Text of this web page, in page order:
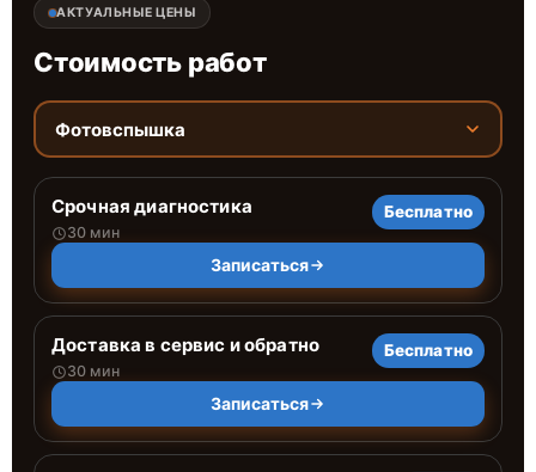
АКТУАЛЬНЫЕ ЦЕНЫ
Стоимость работ
Фотовспышка
Срочная диагностика
30 мин
Бесплатно
Записаться
Доставка в сервис и обратно
30 мин
Бесплатно
Записаться